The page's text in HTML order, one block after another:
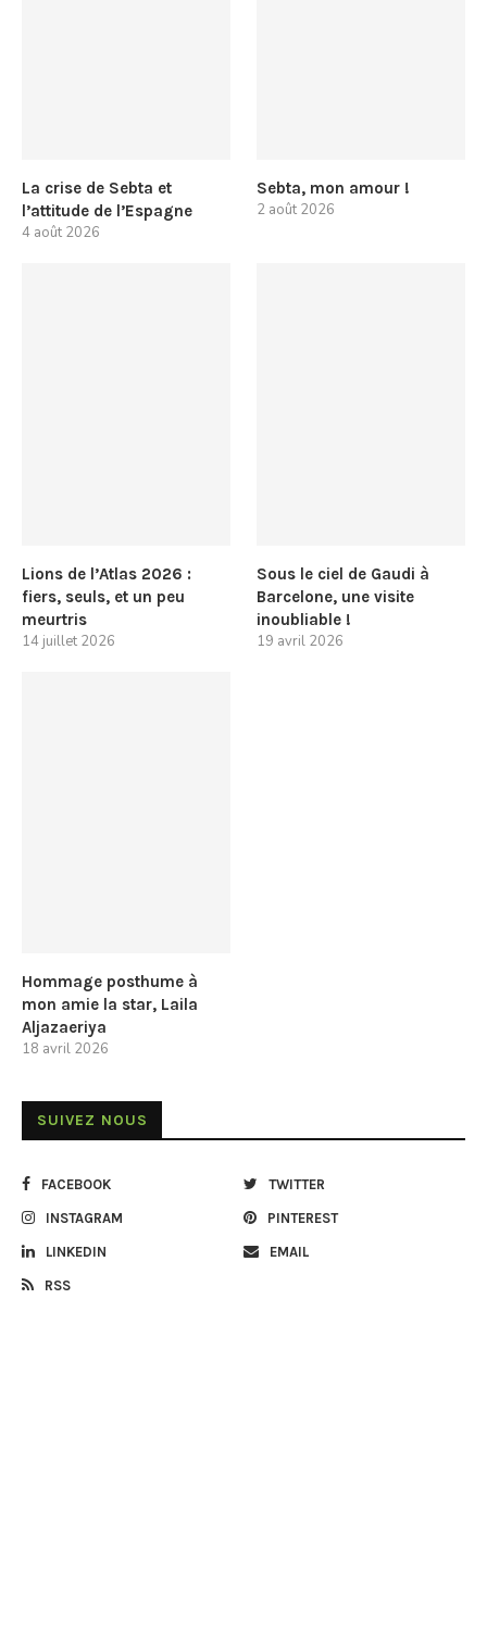
La crise de Sebta et
l’attitude de l’Espagne
4 août 2026
Sebta, mon amour !
2 août 2026
Lions de l’Atlas 2026 :
fiers, seuls, et un peu
meurtris
14 juillet 2026
Sous le ciel de Gaudi à
Barcelone, une visite
inoubliable !
19 avril 2026
Hommage posthume à
mon amie la star, Laila
Aljazaeriya
18 avril 2026
SUIVEZ NOUS
FACEBOOK TWITTER
INSTAGRAM PINTEREST
LINKEDIN EMAIL
RSS